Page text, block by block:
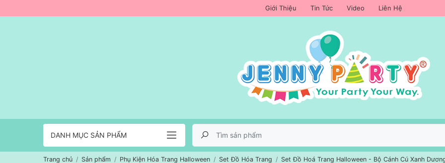
Giới Thiệu Tin Tức Video
Liên Hệ
DANH MỤC SẢN PHẨM
Trang chủ Sản phẩm Phụ Kiện Hóa Trang Halloween Set Đồ Hóa Trang Set Đồ Hoá Trang Halloween - Bộ Cánh Cú Xanh